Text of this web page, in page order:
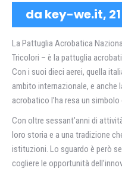
da key-we.it,
La Pattuglia Acrobatica
Tricolori – è la pattuglia
Con i suoi dieci aerei, quella
ambito internazionale, e anche
acrobatico l’ha resa un
Con oltre sessant’anni di
loro storia e a una tradizione
istituzioni. Lo sguardo è però
cogliere le opportunità